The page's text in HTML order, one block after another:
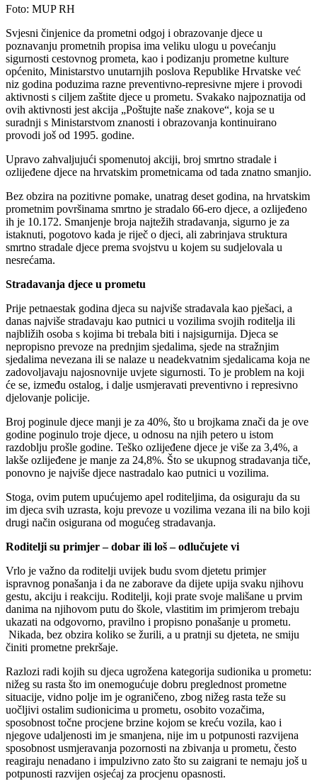
Foto: MUP RH
Svjesni činjenice da prometni odgoj i obrazovanje djece u
poznavanju prometnih propisa ima veliku ulogu u povećanju
sigurnosti cestovnog prometa, kao i podizanju prometne kulture
općenito, Ministarstvo unutarnjih poslova Republike Hrvatske već
niz godina poduzima razne preventivno-represivne mjere i provodi
aktivnosti s ciljem zaštite djece u prometu. Svakako najpoznatija od
ovih aktivnosti jest akcija „Poštujte naše znakove“, koja se u
suradnji s Ministarstvom znanosti i obrazovanja kontinuirano
provodi još od 1995. godine.
Upravo zahvaljujući spomenutoj akciji, broj smrtno stradale i
ozlijeđene djece na hrvatskim prometnicama od tada znatno smanjio.
Bez obzira na pozitivne pomake, unatrag deset godina, na hrvatskim
prometnim površinama smrtno je stradalo 66-ero djece, a ozlijeđeno
ih je 10.172. Smanjenje broja najtežih stradavanja, sigurno je za
istaknuti, pogotovo kada je riječ o djeci, ali zabrinjava struktura
smrtno stradale djece prema svojstvu u kojem su sudjelovala u
nesrećama.
Stradavanja djece u prometu
Prije petnaestak godina djeca su najviše stradavala kao pješaci, a
danas najviše stradavaju kao putnici u vozilima svojih roditelja ili
najbližih osoba s kojima bi trebala biti i najsigurnija. Djeca se
nepropisno prevoze na prednjim sjedalima, sjede na stražnjim
sjedalima nevezana ili se nalaze u neadekvatnim sjedalicama koja ne
zadovoljavaju najosnovnije uvjete sigurnosti. To je problem na koji
će se, između ostalog, i dalje usmjeravati preventivno i represivno
djelovanje policije.
Broj poginule djece manji je za 40%, što u brojkama znači da je ove
godine poginulo troje djece, u odnosu na njih petero u istom
razdoblju prošle godine. Teško ozlijeđene djece je više za 3,4%, a
lakše ozlijeđene je manje za 24,8%. Što se ukupnog stradavanja tiče,
ponovno je najviše djece nastradalo kao putnici u vozilima.
Stoga, ovim putem upućujemo apel roditeljima, da osiguraju da su
im djeca svih uzrasta, koju prevoze u vozilima vezana ili na bilo koji
drugi način osigurana od mogućeg stradavanja.
Roditelji su primjer – dobar ili loš – odlučujete vi
Vrlo je važno da roditelji uvijek budu svom djetetu primjer
ispravnog ponašanja i da ne zaborave da dijete upija svaku njihovu
gestu, akciju i reakciju. Roditelji, koji prate svoje mališane u prvim
danima na njihovom putu do škole, vlastitim im primjerom trebaju
ukazati na odgovorno, pravilno i propisno ponašanje u prometu.
Nikada, bez obzira koliko se žurili, a u pratnji su djeteta, ne smiju
činiti prometne prekršaje.
Razlozi radi kojih su djeca ugrožena kategorija sudionika u prometu:
nižeg su rasta što im onemogućuje dobru preglednost prometne
situacije, vidno polje im je ograničeno, zbog nižeg rasta teže su
uočljivi ostalim sudionicima u prometu, osobito vozačima,
sposobnost točne procjene brzine kojom se kreću vozila, kao i
njegove udaljenosti im je smanjena, nije im u potpunosti razvijena
sposobnost usmjeravanja pozornosti na zbivanja u prometu, često
reagiraju nenadano i impulzivno zato što su zaigrani te nemaju još u
potpunosti razvijen osjećaj za procjenu opasnosti.